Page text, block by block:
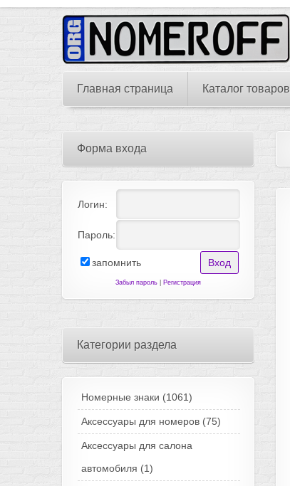
Главная страница Каталог товаров
Форма входа
Логин:
Пароль:
запомнить
Забыл пароль Регистрация
Категории раздела
Номерные знаки (1061)
Аксессуары для номеров (75)
Аксессуары для салона
автомобиля (1)